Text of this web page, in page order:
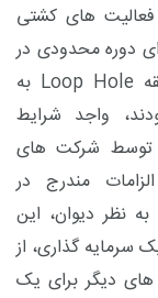
های کشتی
دوره محدودی در
Loop Hole به
واجد شرایط
توسط شرکت های
مندرج در
به نظر دیوان، این
سرمایه گذاری، از
های دیگر برای یک